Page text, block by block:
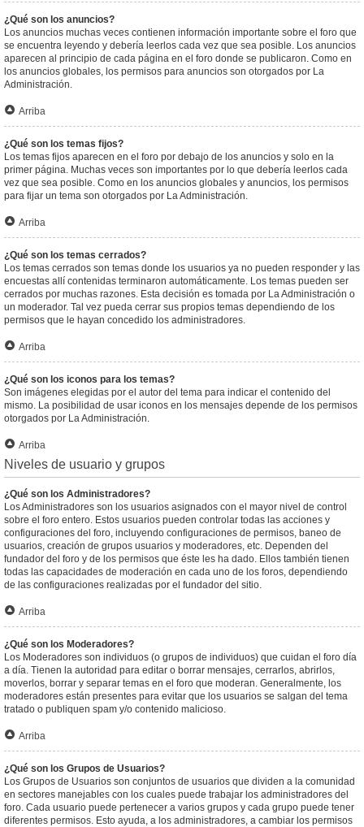
¿Qué son los anuncios?
Los anuncios muchas veces contienen información importante sobre el foro que
se encuentra leyendo y debería leerlos cada vez que sea posible. Los anuncios
aparecen al principio de cada página en el foro donde se publicaron. Como en
los anuncios globales, los permisos para anuncios son otorgados por La
Administración.
Arriba
¿Qué son los temas fijos?
Los temas fijos aparecen en el foro por debajo de los anuncios y solo en la
primer página. Muchas veces son importantes por lo que debería leerlos cada
vez que sea posible. Como en los anuncios globales y anuncios, los permisos
para fijar un tema son otorgados por La Administración.
Arriba
¿Qué son los temas cerrados?
Los temas cerrados son temas donde los usuarios ya no pueden responder y las
encuestas allí contenidas terminaron automáticamente. Los temas pueden ser
cerrados por muchas razones. Esta decisión es tomada por La Administración o
un moderador. Tal vez pueda cerrar sus propios temas dependiendo de los
permisos que le hayan concedido los administradores.
Arriba
¿Qué son los iconos para los temas?
Son imágenes elegidas por el autor del tema para indicar el contenido del
mismo. La posibilidad de usar iconos en los mensajes depende de los permisos
otorgados por La Administración.
Arriba
Niveles de usuario y grupos
¿Qué son los Administradores?
Los Administradores son los usuarios asignados con el mayor nivel de control
sobre el foro entero. Estos usuarios pueden controlar todas las acciones y
configuraciones del foro, incluyendo configuraciones de permisos, baneo de
usuarios, creación de grupos usuarios y moderadores, etc. Dependen del
fundador del foro y de los permisos que éste les ha dado. Ellos también tienen
todas las capacidades de moderación en cada uno de los foros, dependiendo
de las configuraciones realizadas por el fundador del sitio.
Arriba
¿Qué son los Moderadores?
Los Moderadores son individuos (o grupos de individuos) que cuidan el foro día
a día. Tienen la autoridad para editar o borrar mensajes, cerrarlos, abrirlos,
moverlos, borrar y separar temas en el foro que moderan. Generalmente, los
moderadores están presentes para evitar que los usuarios se salgan del tema
tratado o publiquen spam y/o contenido malicioso.
Arriba
¿Qué son los Grupos de Usuarios?
Los Grupos de Usuarios son conjuntos de usuarios que dividen a la comunidad
en sectores manejables con los cuales puede trabajar los administradores del
foro. Cada usuario puede pertenecer a varios grupos y cada grupo puede tener
diferentes permisos. Esto ayuda, a los administradores, a cambiar los permisos